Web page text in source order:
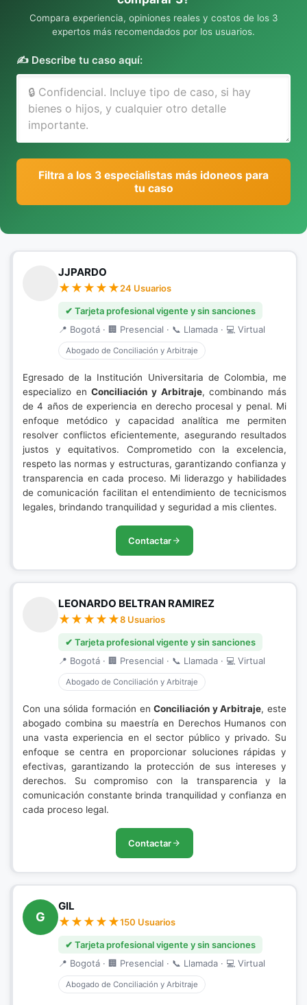
Compara experiencia, opiniones reales y costos de los 3
expertos más recomendados por los usuarios.
✍️ Describe tu caso aquí:
Filtra a los 3 especialistas más idoneos para
tu caso
JJPARDO
24 Usuarios
✔ Tarjeta profesional vigente y sin sanciones
📍 Bogotá · 🏢 Presencial · 📞 Llamada · 💻 Virtual
Abogado de Conciliación y Arbitraje
Egresado de la Institución Universitaria de Colombia, me
especializo enConciliación y Arbitraje, combinando más
de 4 años de experiencia en derecho procesal y penal. Mi
enfoque metódico y capacidad analítica me permiten
resolver conflictos eficientemente, asegurando resultados
justos y equitativos. Comprometido con la excelencia,
respeto las normas y estructuras, garantizando confianza y
transparencia en cada proceso. Mi liderazgo y habilidades
de comunicación facilitan el entendimiento de tecnicismos
legales, brindando tranquilidad y seguridad a mis clientes.
Contactar
LEONARDO BELTRAN RAMIREZ
8 Usuarios
✔ Tarjeta profesional vigente y sin sanciones
📍 Bogotá · 🏢 Presencial · 📞 Llamada · 💻 Virtual
Abogado de Conciliación y Arbitraje
Con una sólida formación enConciliación y Arbitraje, este
abogado combina su maestría en Derechos Humanos con
una vasta experiencia en el sector público y privado. Su
enfoque se centra en proporcionar soluciones rápidas y
efectivas, garantizando la protección de sus intereses y
derechos. Su compromiso con la transparencia y la
comunicación constante brinda tranquilidad y confianza en
cada proceso legal.
Contactar
G
GIL
150 Usuarios
✔ Tarjeta profesional vigente y sin sanciones
📍 Bogotá · 🏢 Presencial · 📞 Llamada · 💻 Virtual
Abogado de Conciliación y Arbitraje